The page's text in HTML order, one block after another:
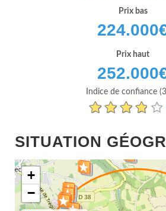
Prix bas
224.000
Prix haut
252.000
Indice de confiance
SITUATION
+
−